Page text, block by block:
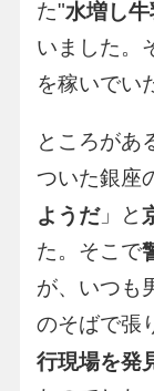
た"水増し牛
いました。
を稼いでい
ところがあ
ついた銀座
ようだ」と
た。そこで
が、いつも
のそばで張
行現場を発